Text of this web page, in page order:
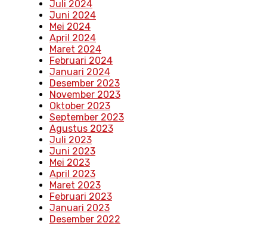
Juli 2024
Juni 2024
Mei 2024
April 2024
Maret 2024
Februari 2024
Januari 2024
Desember 2023
November 2023
Oktober 2023
September 2023
Agustus 2023
Juli 2023
Juni 2023
Mei 2023
April 2023
Maret 2023
Februari 2023
Januari 2023
Desember 2022